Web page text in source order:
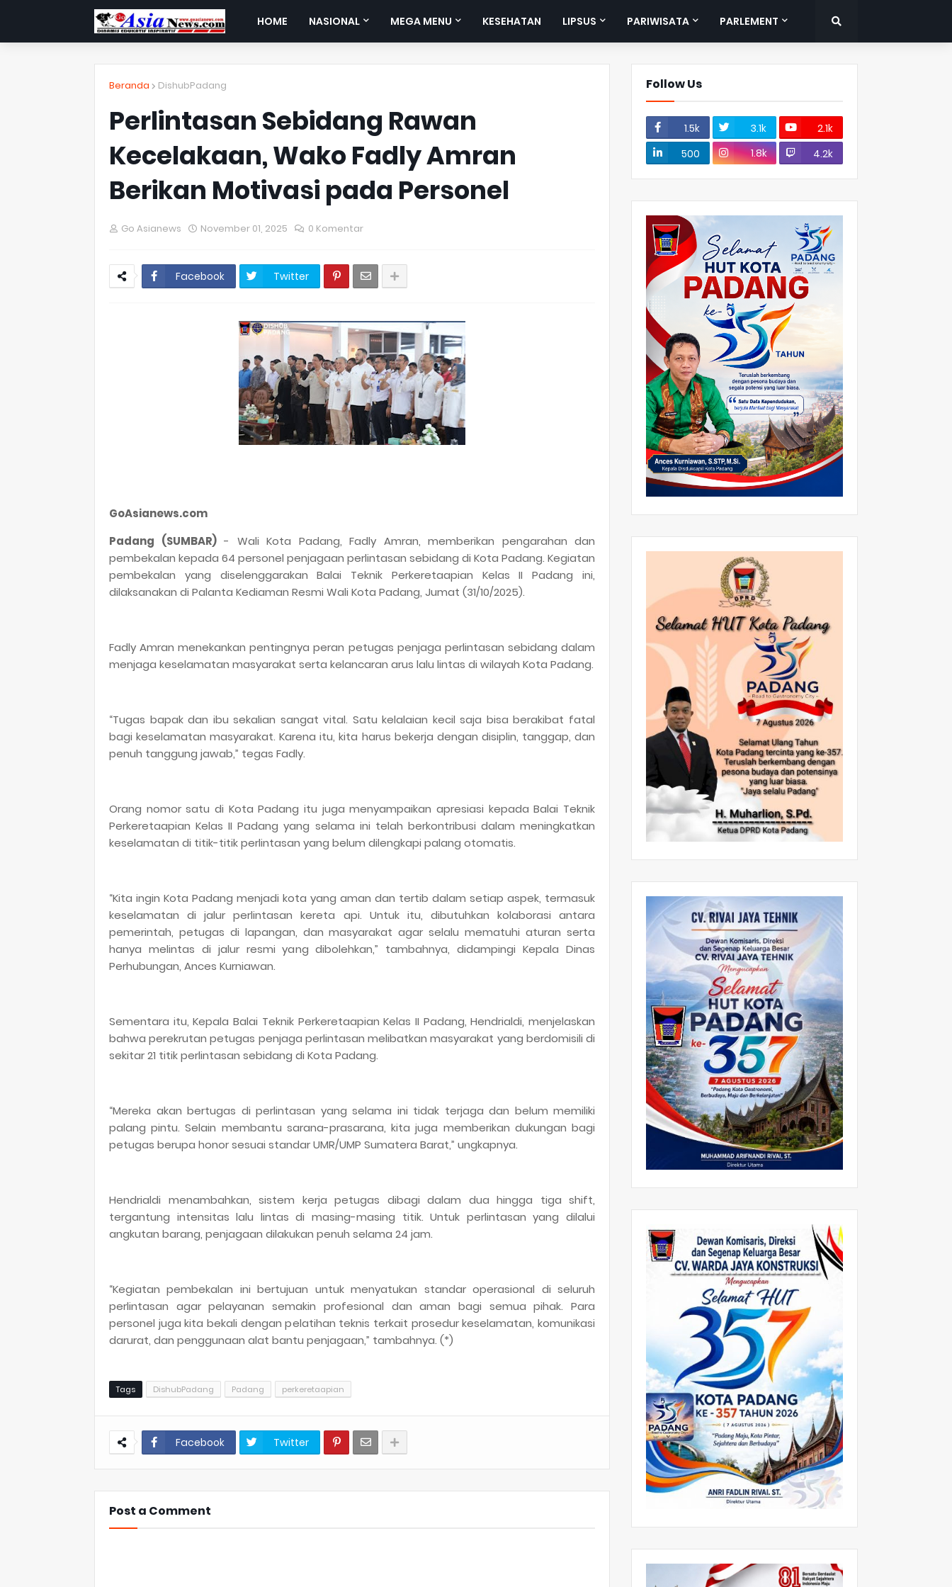
HOME NASIONAL MEGA MENU KESEHATAN LIPSUS PARIWISATA PARLEMENT
Beranda DishubPadang
Perlintasan Sebidang Rawan
Kecelakaan, Wako Fadly Amran
Berikan Motivasi pada Personel
Go Asianews November 01, 2025 0 Komentar
Facebook Twitter
GoAsianews.com
Padang (SUMBAR)- Wali Kota Padang, Fadly Amran, memberikan pengarahan dan
pembekalan kepada 64 personel penjagaan perlintasan sebidang di Kota Padang. Kegiatan
pembekalan yang diselenggarakan Balai Teknik Perkeretaapian Kelas II Padang ini,
dilaksanakan di Palanta Kediaman Resmi Wali Kota Padang, Jumat (31/10/2025).
Fadly Amran menekankan pentingnya peran petugas penjaga perlintasan sebidang dalam
menjaga keselamatan masyarakat serta kelancaran arus lalu lintas di wilayah Kota Padang.
“Tugas bapak dan ibu sekalian sangat vital. Satu kelalaian kecil saja bisa berakibat fatal
bagi keselamatan masyarakat. Karena itu, kita harus bekerja dengan disiplin, tanggap, dan
penuh tanggung jawab,” tegas Fadly.
Orang nomor satu di Kota Padang itu juga menyampaikan apresiasi kepada Balai Teknik
Perkeretaapian Kelas II Padang yang selama ini telah berkontribusi dalam meningkatkan
keselamatan di titik-titik perlintasan yang belum dilengkapi palang otomatis.
“Kita ingin Kota Padang menjadi kota yang aman dan tertib dalam setiap aspek, termasuk
keselamatan di jalur perlintasan kereta api. Untuk itu, dibutuhkan kolaborasi antara
pemerintah, petugas di lapangan, dan masyarakat agar selalu mematuhi aturan serta
hanya melintas di jalur resmi yang dibolehkan,” tambahnya, didampingi Kepala Dinas
Perhubungan, Ances Kurniawan.
Sementara itu, Kepala Balai Teknik Perkeretaapian Kelas II Padang, Hendrialdi, menjelaskan
bahwa perekrutan petugas penjaga perlintasan melibatkan masyarakat yang berdomisili di
sekitar 21 titik perlintasan sebidang di Kota Padang.
“Mereka akan bertugas di perlintasan yang selama ini tidak terjaga dan belum memiliki
palang pintu. Selain membantu sarana-prasarana, kita juga memberikan dukungan bagi
petugas berupa honor sesuai standar UMR/UMP Sumatera Barat,” ungkapnya.
Hendrialdi menambahkan, sistem kerja petugas dibagi dalam dua hingga tiga shift,
tergantung intensitas lalu lintas di masing-masing titik. Untuk perlintasan yang dilalui
angkutan barang, penjagaan dilakukan penuh selama 24 jam.
“Kegiatan pembekalan ini bertujuan untuk menyatukan standar operasional di seluruh
perlintasan agar pelayanan semakin profesional dan aman bagi semua pihak. Para
personel juga kita bekali dengan pelatihan teknis terkait prosedur keselamatan, komunikasi
darurat, dan penggunaan alat bantu penjagaan,” tambahnya. (*)
Tags DishubPadang Padang perkeretaapian
Facebook Twitter
Post a Comment
Follow Us
1.5k 3.1k
2.1k
500
1.8k 4.2k